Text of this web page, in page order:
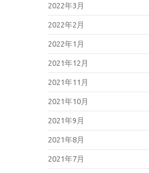
2022年3月
2022年2月
2022年1月
2021年12月
2021年11月
2021年10月
2021年9月
2021年8月
2021年7月